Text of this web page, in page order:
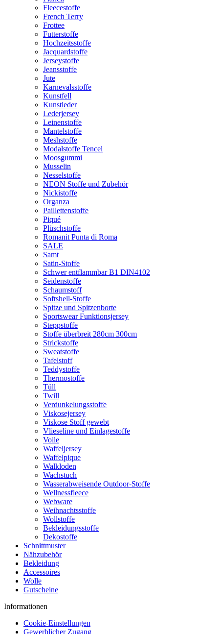
Fleecestoffe
French Terry
Frottee
Futterstoffe
Hochzeitsstoffe
Jacquardstoffe
Jerseystoffe
Jeansstoffe
Jute
Karnevalsstoffe
Kunstfell
Kunstleder
Lederjersey
Leinenstoffe
Mantelstoffe
Meshstoffe
Modalstoffe Tencel
Moosgummi
Musselin
Nesselstoffe
NEON Stoffe und Zubehör
Nickistoffe
Organza
Paillettenstoffe
Piqué
Plüschstoffe
Romanit Punta di Roma
SALE
Samt
Satin-Stoffe
Schwer entflammbar B1 DIN4102
Seidenstoffe
Schaumstoff
Softshell-Stoffe
Spitze und Spitzenborte
Sportswear Funktionsjersey
Steppstoffe
Stoffe überbreit 280cm 300cm
Strickstoffe
Sweatstoffe
Tafelstoff
Teddystoffe
Thermostoffe
Tüll
Twill
Verdunkelungsstoffe
Viskosejersey
Viskose Stoff gewebt
Vlieseline und Einlagestoffe
Voile
Waffeljersey
Waffelpique
Walkloden
Wachstuch
Wasserabweisende Outdoor-Stoffe
Wellnessfleece
Webware
Weihnachtsstoffe
Wollstoffe
Bekleidungsstoffe
Dekostoffe
Schnittmuster
Nähzubehör
Bekleidung
Accessoires
Wolle
Gutscheine
Informationen
Cookie-Einstellungen
Gewerblicher Zugang